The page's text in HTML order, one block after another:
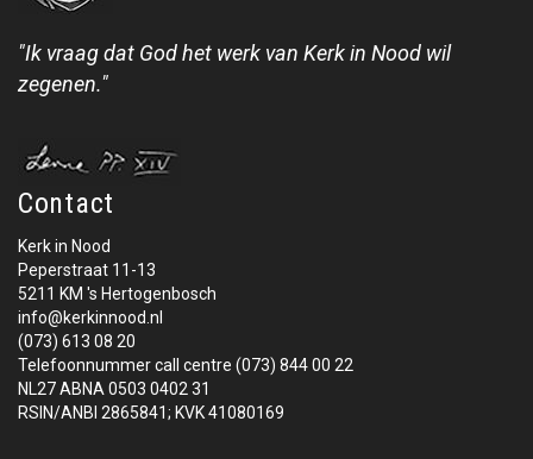
"Ik vraag dat God het werk van Kerk in Nood wil
zegenen."
Contact
Kerk in Nood
Peperstraat 11-13
5211 KM 's Hertogenbosch
info@kerkinnood.nl
(073) 613 08 20
Telefoonnummer call centre (073) 844 00 22
NL27 ABNA 0503 0402 31
RSIN/ANBI 2865841; KVK 41080169